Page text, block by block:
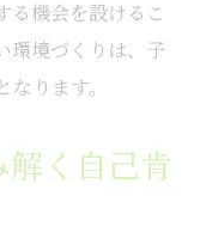
定感の未来
向上に与える
る機会を設けるこ
環境づくりは、子
ります。
く自己肯